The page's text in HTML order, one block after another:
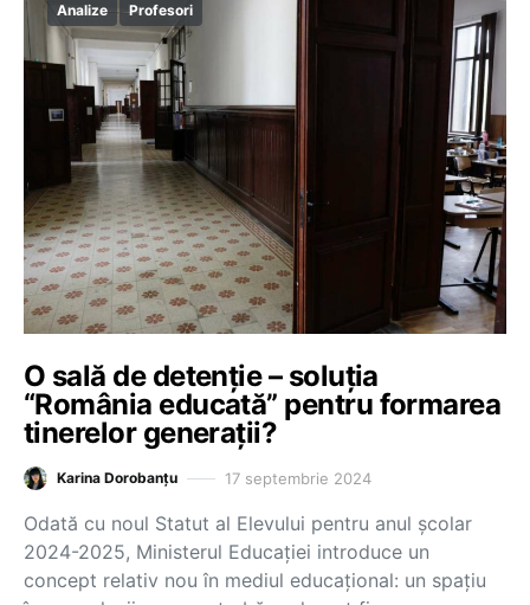
Analize Profesori
O sală de detenție – soluția
“România educată” pentru formarea
tinerelor generații?
Karina Dorobanțu 17 septembrie 2024
Odată cu noul Statut al Elevului pentru anul școlar
2024-2025, Ministerul Educației introduce un
concept relativ nou în mediul educațional: un spațiu